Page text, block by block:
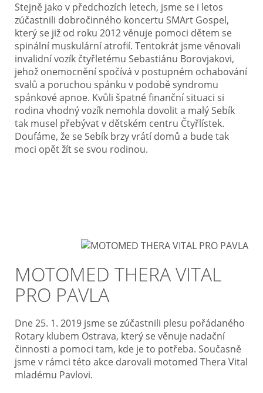
Stejně jako v předchozích letech, jsme se i letos
zúčastnili dobročinného koncertu SMArt Gospel,
který se již od roku 2012 věnuje pomoci dětem se
spinální muskulární atrofií. Tentokrát jsme věnovali
invalidní vozík čtyřletému Sebastiánu Borovjakovi,
jehož onemocnění spočívá v postupném ochabování
svalů a poruchou spánku v podobě syndromu
spánkové apnoe. Kvůli špatné finanční situaci si
rodina vhodný vozík nemohla dovolit a malý Sebík
tak musel přebývat v dětském centru Čtyřlístek.
Doufáme, že se Sebík brzy vrátí domů a bude tak
moci opět žít se svou rodinou.
MOTOMED THERA VITAL
PRO PAVLA
Dne 25. 1. 2019 jsme se zúčastnili plesu pořádaného
Rotary klubem Ostrava, který se věnuje nadační
činnosti a pomoci tam, kde je to potřeba. Současně
jsme v rámci této akce darovali motomed Thera Vital
mladému Pavlovi.